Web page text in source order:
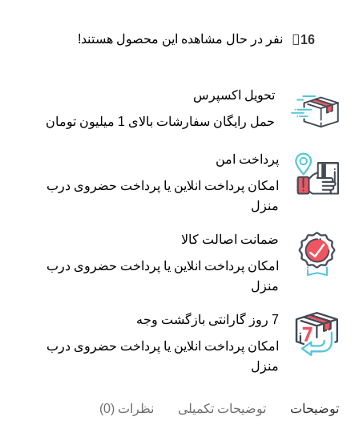
16 نفر در حال مشاهده این محصول هستند!
تحویل اکسپرس
حمل رایگان سفارشات بالای 1 میلیون تومان
پرداخت امن
امکان پرداخت انلاین یا پرداخت حضروی درب
منزل
ضمانت اصالت کالا
امکان پرداخت انلاین یا پرداخت حضروی درب
منزل
7 روز گارانتی بازگشت وجه
امکان پرداخت انلاین یا پرداخت حضروی درب
منزل
توضیحات توضیحات تکمیلی نظرات (0)